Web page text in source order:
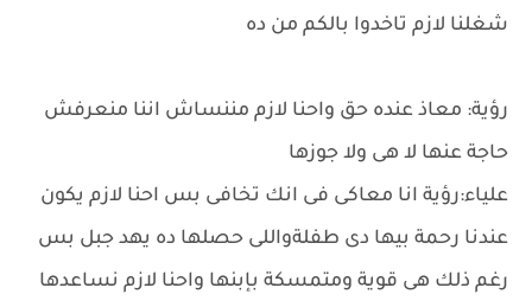
شغلنا لازم تاخدوا بالكم من ده
رؤية: معاذ عنده حق واحنا لازم مننساش اننا منعرفش
حاجة عنها لا هى ولا جوزها
علياء:رؤية انا معاكى فى انك تخافى بس احنا لازم يكون
عندنا رحمة بيها دى طفلةواللى حصلها ده يهد جبل بس
رغم ذلك هى قوية ومتمسكة بإبنها واحنا لازم نساعدها